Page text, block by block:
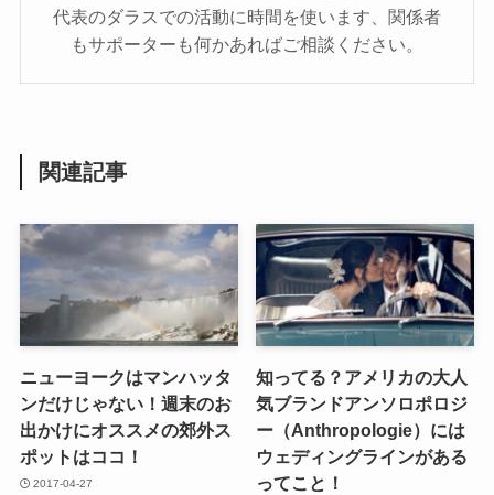
代表のダラスでの活動に時間を使います、関係者
もサポーターも何かあればご相談ください。
関連記事
ニューヨークはマンハッタ
ンだけじゃない！週末のお
出かけにオススメの郊外ス
ポットはココ！
2017-04-27
知ってる？アメリカの大人
気ブランドアンソロポロジ
ー（Anthropologie）には
ウェディングラインがある
ってこと！